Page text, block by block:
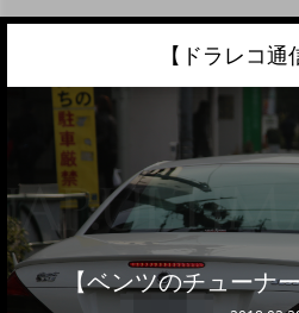
【ドラレコ通
【ベンツのチューナ
ホーム
あなたの愛車の最高額を知ろう
こんな中古車が欲しい
トラック売却ならこちら